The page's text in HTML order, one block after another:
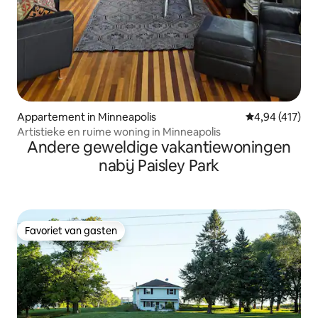
Appartement in Minneapolis Gemiddelde
4,94 (417)
Artistieke en ruime woning in Minneapolis
Andere geweldige vakantiewoningen
nabij Paisley Park
Favoriet van gasten
Favoriet van gasten